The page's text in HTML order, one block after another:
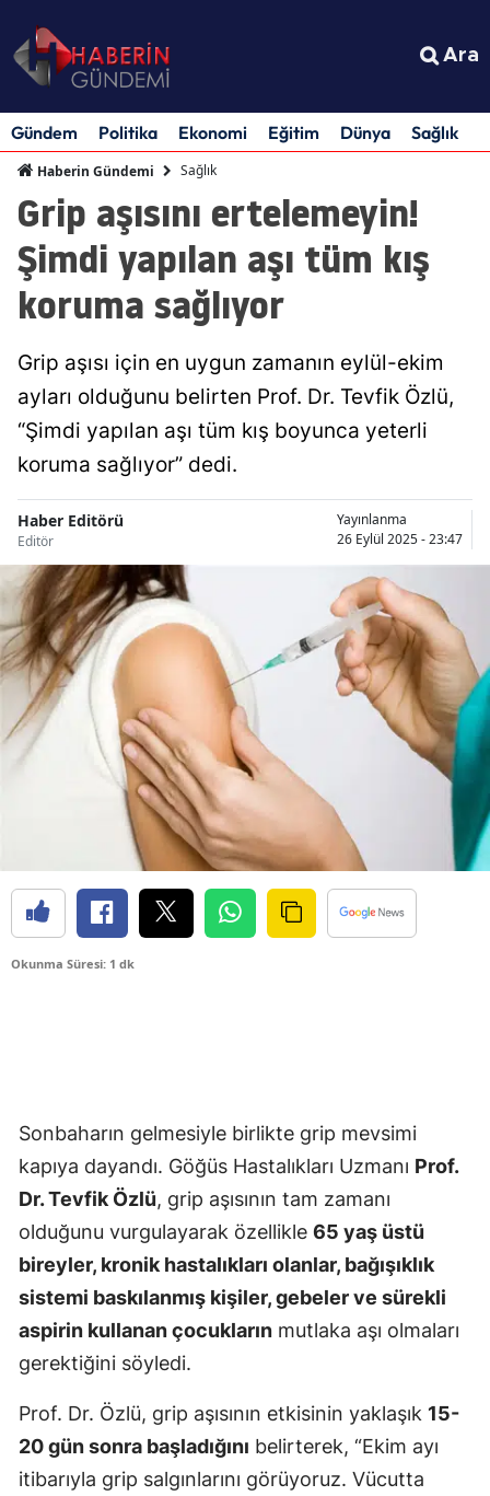
Ara
Gündem Politika Ekonomi Eğitim Dünya Sağlık
Haberin Gündemi Sağlık
Grip aşısını ertelemeyin!
Şimdi yapılan aşı tüm kış
koruma sağlıyor
Grip aşısı için en uygun zamanın eylül-ekim
ayları olduğunu belirten Prof. Dr. Tevfik Özlü,
“Şimdi yapılan aşı tüm kış boyunca yeterli
koruma sağlıyor” dedi.
Haber Editörü
Editör
Yayınlanma
26 Eylül 2025 - 23:47
Okunma Süresi: 1 dk
Sonbaharın gelmesiyle birlikte grip mevsimi
kapıya dayandı. Göğüs Hastalıkları Uzmanı Prof.
Dr. Tevfik Özlü, grip aşısının tam zamanı
olduğunu vurgulayarak özellikle 65 yaş üstü
bireyler, kronik hastalıkları olanlar, bağışıklık
sistemi baskılanmış kişiler, gebeler ve sürekli
aspirin kullanan çocukların mutlaka aşı olmaları
gerektiğini söyledi.
Prof. Dr. Özlü, grip aşısının etkisinin yaklaşık 15-
20 gün sonra başladığını belirterek, “Ekim ayı
itibarıyla grip salgınlarını görüyoruz. Vücutta